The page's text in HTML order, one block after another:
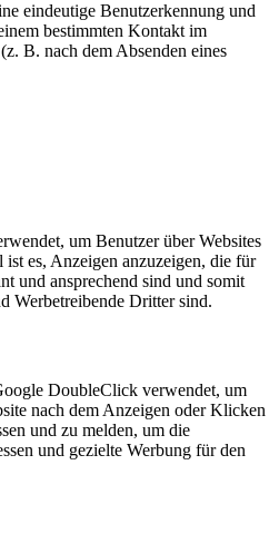
eindeutige Benutzerkennung und
bestimmten Kontakt im
B. nach dem Absenden eines
um Benutzer über Websites
es, Anzeigen anzuzeigen, die für
und ansprechend sind und somit
Werbetreibende Dritter sind.
DoubleClick verwendet, um
nach dem Anzeigen oder Klicken
und zu melden, um die
und gezielte Werbung für den